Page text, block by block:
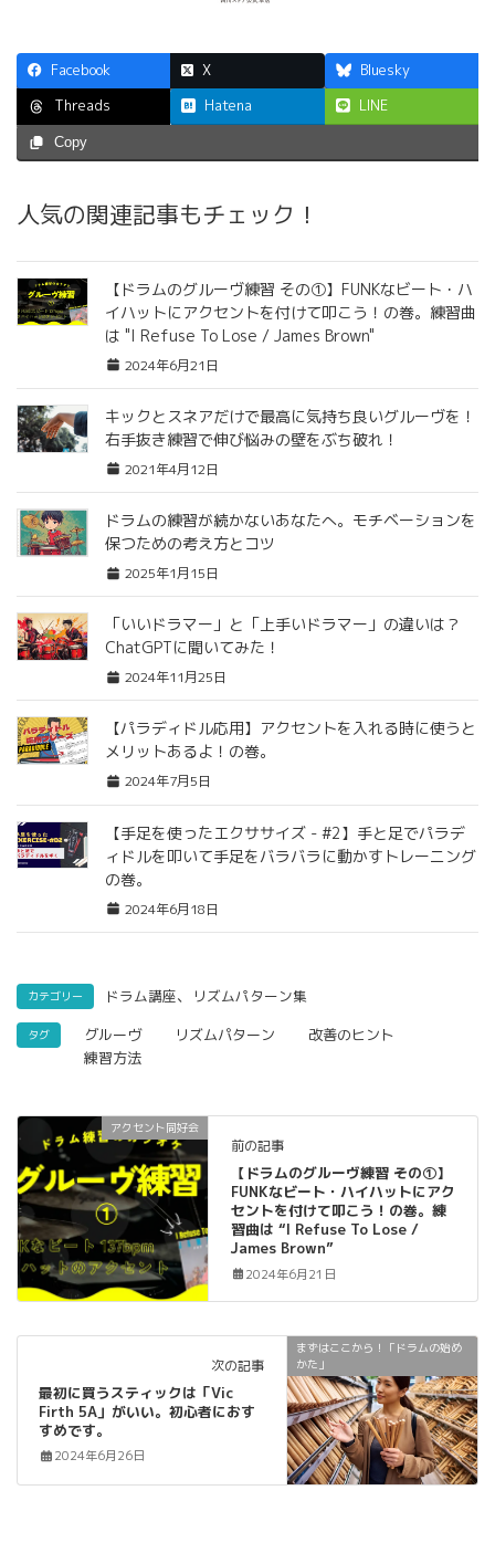
Facebook X
Bluesky
Threads
Hatena LINE
Copy
人気の関連記事もチェック！
【ドラムのグルーヴ練習 その①】FUNKなビート・ハ
イハットにアクセントを付けて叩こう！の巻。練習曲
は "I Refuse To Lose / James Brown"
2024年6月21日
キックとスネアだけで最高に気持ち良いグルーヴを！
右手抜き練習で伸び悩みの壁をぶち破れ！
2021年4月12日
ドラムの練習が続かないあなたへ。モチベーションを
保つための考え方とコツ
2025年1月15日
「いいドラマー」と「上手いドラマー」の違いは？
ChatGPTに聞いてみた！
2024年11月25日
【パラディドル応用】アクセントを入れる時に使うと
メリットあるよ！の巻。
2024年7月5日
【手足を使ったエクササイズ - #2】手と足でパラデ
ィドルを叩いて手足をバラバラに動かすトレーニング
の巻。
2024年6月18日
カテゴリー ドラム講座、 リズムパターン集
タグ グルーヴ リズムパターン
改善のヒント
練習方法
アクセント同好会
前の記事
【ドラムのグルーヴ練習 その①】
FUNKなビート・ハイハットにアク
セントを付けて叩こう！の巻。練
習曲は “I Refuse To Lose /
James Brown”
2024年6月21日
まずはここから！「ドラムの始め
かた」
次の記事
最初に買うスティックは「Vic
Firth 5A」がいい。初心者におす
すめです。
2024年6月26日